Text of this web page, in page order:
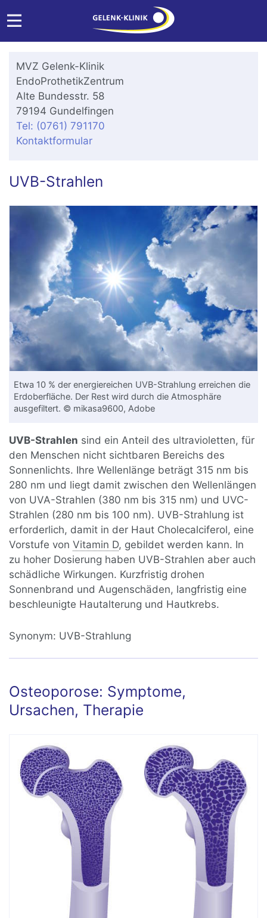
MVZ Gelenk-Klinik
EndoProthetikZentrum
Alte Bundesstr. 58
79194 Gundelfingen
Tel: (0761) 791170
Kontaktformular
UVB-Strahlen
Etwa 10 % der energiereichen UVB-Strahlung erreichen die
Erdoberfläche. Der Rest wird durch die Atmosphäre
ausgefiltert. © mikasa9600, Adobe
UVB-Strahlen sind ein Anteil des ultravioletten, für
den Menschen nicht sichtbaren Bereichs des
Sonnenlichts. Ihre Wellenlänge beträgt 315 nm bis
280 nm und liegt damit zwischen den Wellenlängen
von UVA-Strahlen (380 nm bis 315 nm) und UVC-
Strahlen (280 nm bis 100 nm). UVB-Strahlung ist
erforderlich, damit in der Haut Cholecalciferol, eine
Vorstufe vonVitamin D, gebildet werden kann. In
zu hoher Dosierung haben UVB-Strahlen aber auch
schädliche Wirkungen. Kurzfristig drohen
Sonnenbrand und Augenschäden, langfristig eine
beschleunigte Hautalterung und Hautkrebs.
Synonym: UVB-Strahlung
Osteoporose: Symptome,
Ursachen, Therapie